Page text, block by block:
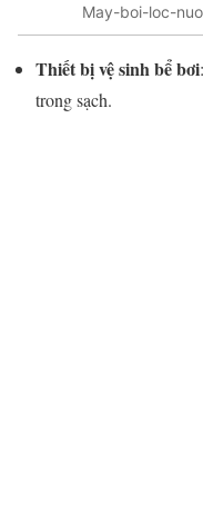
May-boi-loc-
Thiết bị vệ sinh bể bơi
trong sạch.